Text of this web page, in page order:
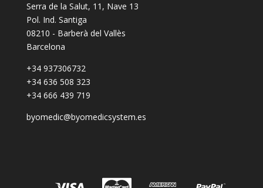
Serra de la Salut, 11, Nave 13
Pol. Ind. Santiga
08210 - Barberà del Vallès
Barcelona
+34 937306732
+34 636 508 323
+34 666 439 719
byomedic@byomedicsystem.es